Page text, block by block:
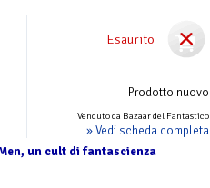
Esaurito
Prodotto nuovo
Venduto da Bazaar del Fantastico
» Vedi scheda completa
un cult di fantascienza